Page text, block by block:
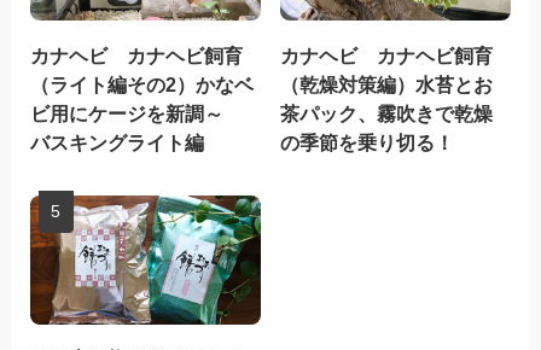
カナヘビ カナヘビ飼育
（ライト編その2）かなベ
ビ用にケージを新調～
バスキングライト編
カナヘビ カナヘビ飼育
（乾燥対策編）水苔とお
茶パック、霧吹きで乾燥
の季節を乗り切る！